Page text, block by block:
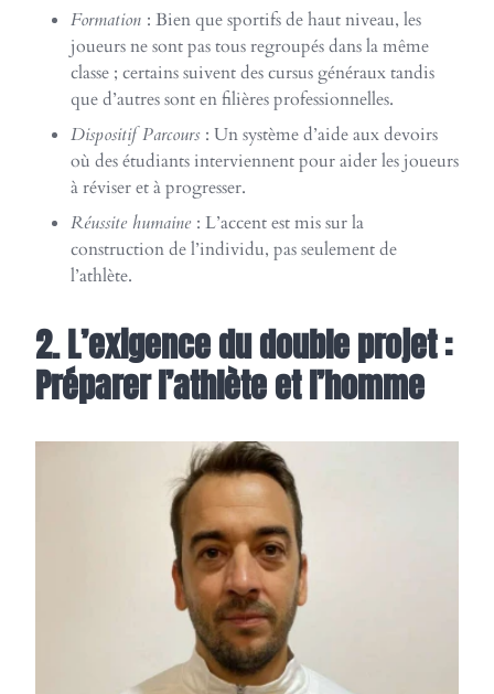
Formation : Bien que sportifs de haut niveau, les
joueurs ne sont pas tous regroupés dans la même
classe ; certains suivent des cursus généraux tandis
que d’autres sont en filières professionnelles.
Dispositif Parcours : Un système d’aide aux devoirs
où des étudiants interviennent pour aider les joueurs
à réviser et à progresser.
Réussite humaine : L’accent est mis sur la
construction de l’individu, pas seulement de
l’athlète.
2. L’exigence du double projet :
Préparer l’athlète et l’homme